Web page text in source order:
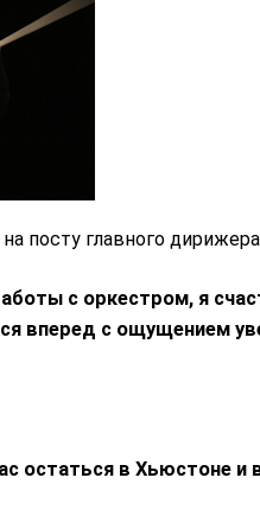
посту главного
с оркестром, я
вперед с ощущением
остаться в Хьюстоне и